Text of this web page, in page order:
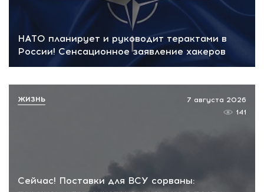
НАТО планирует и руководит терактами в
России! Сенсационное заявление хакеров
Сейчас! Поставки для ВСУ сорваны:
7 августа 2026
141
ЖИЗНЬ